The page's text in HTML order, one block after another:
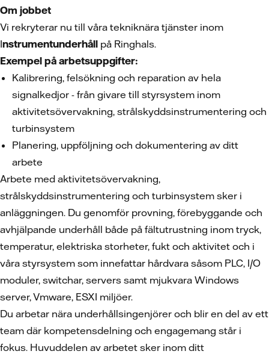
Om jobbet
Vi rekryterar nu till våra tekniknära tjänster inom
Instrumentunderhåll på Ringhals.
Exempel på arbetsuppgifter:
Kalibrering, felsökning och reparation av hela
signalkedjor - från givare till styrsystem inom
aktivitetsövervakning, strålskyddsinstrumentering och
turbinsystem
Planering, uppföljning och dokumentering av ditt
arbete
Arbete med aktivitetsövervakning,
strålskyddsinstrumentering och turbinsystem sker i
anläggningen. Du genomför provning, förebyggande och
avhjälpande underhåll både på fältutrustning inom tryck,
temperatur, elektriska storheter, fukt och aktivitet och i
våra styrsystem som innefattar hårdvara såsom PLC, I/O
moduler, switchar, servers samt mjukvara Windows
server, Vmware, ESXI miljöer.
Du arbetar nära underhållsingenjörer och blir en del av ett
team där kompetensdelning och engagemang står i
fokus. Huvuddelen av arbetet sker inom ditt